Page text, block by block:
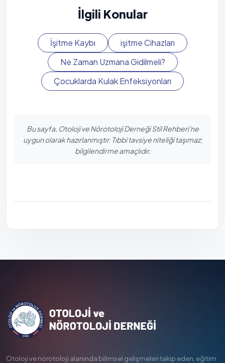
İlgili Konular
İşitme Kaybı
işitme Cihazları
Ne Zaman Uzmana Gidilmeli?
Çocuklarda Kulak Enfeksiyonları
Bu sayfa, Otoloji ve Nörotoloji Derneği Stil Rehberi'ne
uygun olarak hazırlanmıştır. Tıbbi tavsiye niteliği taşımaz;
bilgilendirme amaçlıdır.
Otoloji ve nörotoloji alanında bilimsel gelişmeleri takip eden, eğitim